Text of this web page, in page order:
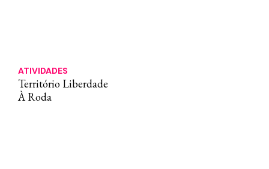
ATIVIDADES
Território Liberdade
À Roda